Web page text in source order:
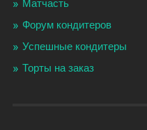
Матчасть
Форум кондитеров
Успешные кондитеры
Торты на заказ